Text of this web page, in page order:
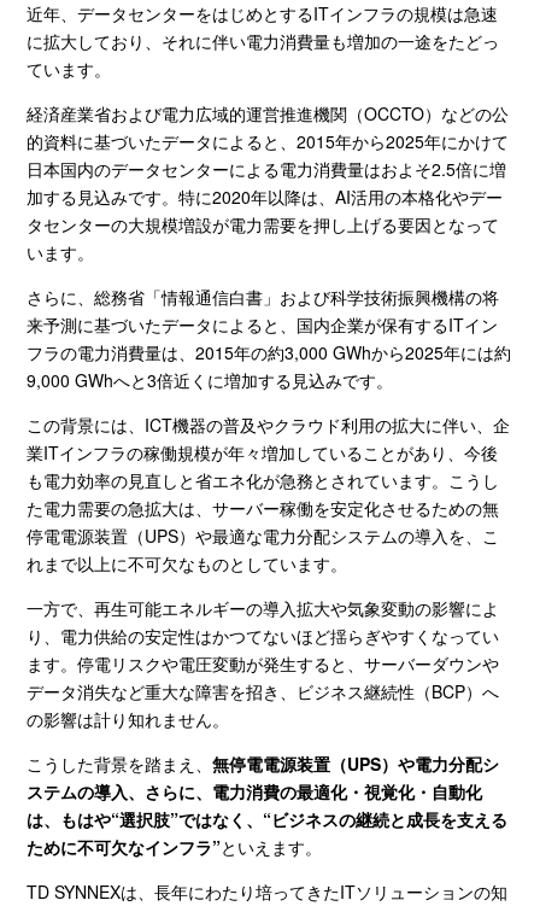
近年、データセンターをはじめとするITインフラの規模は急速
に拡大しており、それに伴い電力消費量も増加の一途をたどっ
ています。
経済産業省および電力広域的運営推進機関（OCCTO）などの公
的資料に基づいたデータによると、2015年から2025年にかけて
日本国内のデータセンターによる電力消費量はおよそ2.5倍に増
加する見込みです。特に2020年以降は、AI活用の本格化やデー
タセンターの大規模増設が電力需要を押し上げる要因となって
います。
さらに、総務省「情報通信白書」および科学技術振興機構の将
来予測に基づいたデータによると、国内企業が保有するITイン
フラの電力消費量は、2015年の約3,000 GWhから2025年には約
9,000 GWhへと3倍近くに増加する見込みです。
この背景には、 ICT機器の普及やクラウド利用の拡大に伴い、企
業ITインフラの稼働規模が年々増加していることがあり、今後
も電力効率の見直しと省エネ化が急務とされています。こうし
た電力需要の急拡大は、サーバー稼働を安定化させるための無
停電電源装置（UPS）や最適な電力分配システムの導入を、こ
れまで以上に不可欠なものとしています。
一方で、再生可能エネルギーの導入拡大や気象変動の影響によ
り、電力供給の安定性はかつてないほど揺らぎやすくなってい
ます。停電リスクや電圧変動が発生すると、サーバーダウンや
データ消失など重大な障害を招き、ビジネス継続性（BCP）へ
の影響は計り知れません。
こうした背景を踏まえ、無停電電源装置（UPS）や電力分配シ
ステムの導入、さらに、電力消費の最適化・視覚化・自動化
は、もはや“選択肢”ではなく、 “ビジネスの継続と成長を支える
ために不可欠なインフラ”といえます。
TD SYNNEXは、長年にわたり培ってきたITソリューションの知